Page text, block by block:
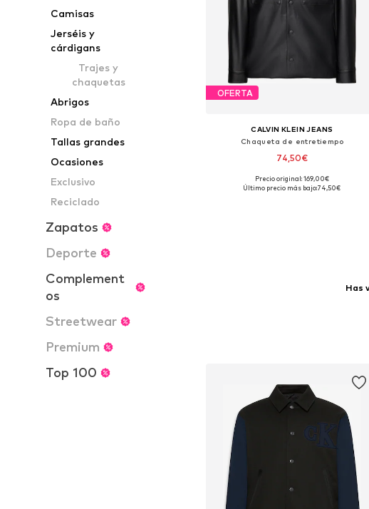
Camisas
Jerséis y
cárdigans
Trajes y
chaquetas
Abrigos
Ropa de baño
Tallas grandes
Ocasiones
Exclusivo
Reciclado
Zapatos
Deporte
Complement
os
Streetwear
Premium
Top 100
OFERTA
CALVIN KLEIN JEANS
Chaqueta de entretiempo
74,50€
Tallas disponibles: S, M
Precio original: 169,00€
Último precio más bajo:74,50€
Has